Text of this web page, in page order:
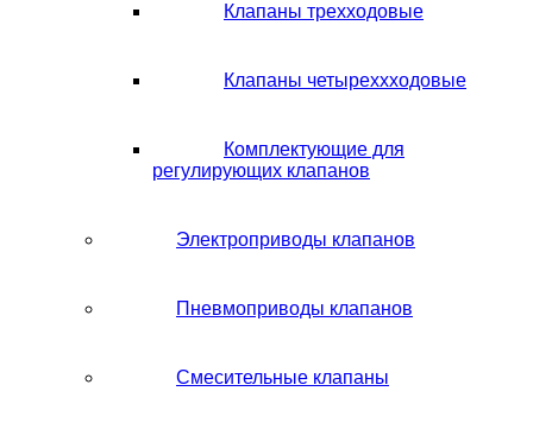
Клапаны трехходовые
Клапаны четыреххходовые
Комплектующие для
регулирующих клапанов
Электроприводы клапанов
Пневмоприводы клапанов
Смесительные клапаны